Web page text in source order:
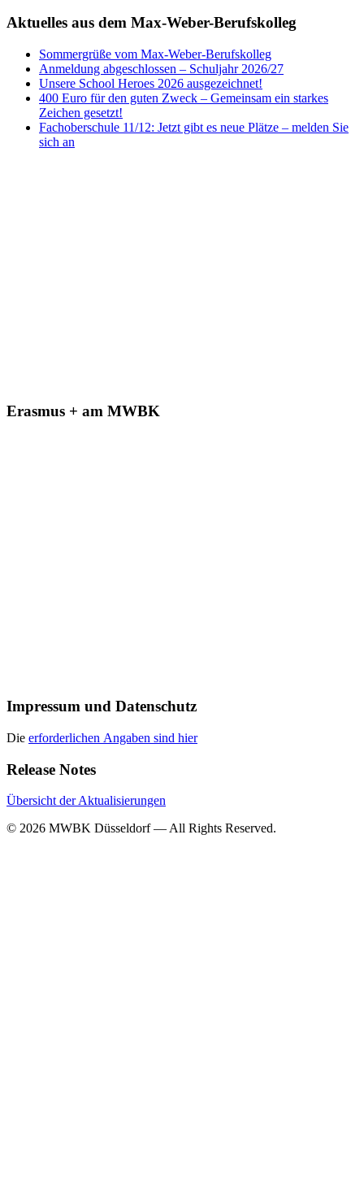
Aktuelles aus dem Max-Weber-Berufskolleg
Sommergrüße vom Max-Weber-Berufskolleg
Anmeldung abgeschlossen – Schuljahr 2026/27
Unsere School Heroes 2026 ausgezeichnet!
400 Euro für den guten Zweck – Gemeinsam ein starkes
Zeichen gesetzt!
Fachoberschule 11/12: Jetzt gibt es neue Plätze – melden Sie
sich an
Erasmus + am MWBK
Impressum und Datenschutz
Die erforderlichen Angaben sind hier
Release Notes
Übersicht der Aktualisierungen
© 2026 MWBK Düsseldorf — All Rights Reserved.